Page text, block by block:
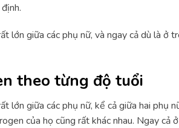
lớn giữa các phụ nữ, và ngay cả dù là ở
theo từng độ tuổi
giữa các phụ nữ, kể cả giữa hai phụ
của họ cũng rất khác nhau. Ngay cả